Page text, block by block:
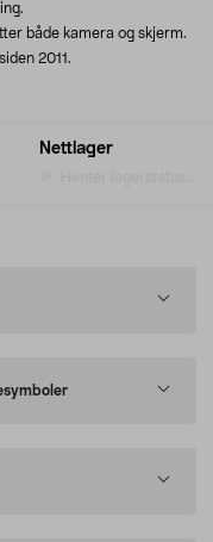
Nettlager
både kamera og skjerm.
2011.